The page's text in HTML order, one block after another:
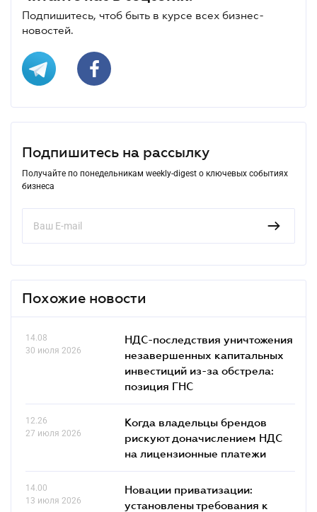
Подпишитесь, чтоб быть в курсе всех бизнес-
новостей.
Подпишитесь на рассылку
Получайте по понедельникам weekly-digest о ключевых событиях
бизнеса
Похожие новости
14.08
30 июля 2026
НДС-последствия уничтожения
незавершенных капитальных
инвестиций из-за обстрела:
позиция ГНС
12.26
27 июля 2026
Когда владельцы брендов
рискуют доначислением НДС
на лицензионные платежи
14.00
13 июля 2026
Новации приватизации:
установлены требования к